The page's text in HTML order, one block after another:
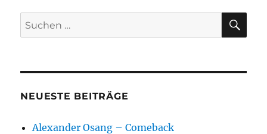
Suchen
nach:
NEUESTE BEITRÄGE
Alexander Osang – Comeback